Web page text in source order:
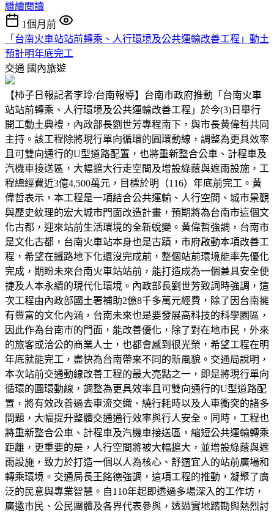
繼續閱讀
1個月前
「台南火車站站前轉乘、人行環境及公共運輸改善工程」動土
預計明年底完工
交通 國內旅遊
【柿子日報記者李玲/台南報導】台南市政府推動「台南火車
站站前轉乘、人行環境及公共運輸改善工程」於今(3)日舉行
開工動土典禮，內政部長劉世芳專程南下，與市長黃偉哲共同
主持。該工程除將現行單向循環的圓環動線，調整為更具效率
且可雙向通行的U型道路配置，也將重新整合公車、計程車及
汽機車接送區，大幅擴大行走空間及增設綠蔭與遮雨設施，工
程總經費近3億4,500萬元，目標於明（116）年底前完工。黃
偉哲表示，本工程是一項結合公共運輸、人行空間、城市景觀
與歷史紋理的宏大城市門面改造計畫，預期將為台南市這個文
化古都，迎來站前生活環境的全新蛻變。黃偉哲強調，台南市
是文化古都，台南火車站本身也是古蹟，市府啟動本項改善工
程，希望在鐵路地下化還沒完成前，整個站前環境能率先優化
完成，期盼未來台南火車站站前，能打造成為一個兼具安全便
捷及人本永續的現代化環境。內政部長劉世芳致詞時強調，這
次工程由內政部國土署補助2億8千多萬元經費，除了因台南擁
有豐富的文化內涵，台南未來也是要發展高科技的科學園區，
因此作為台南市的門面，能改善優化，除了對在地市民，外來
的旅客或洽公的商業人士，也都會感到很光榮，希望工程在明
年底就能完工，盡快為台南帶來不同的新風貌。交通局說明，
本次站前交通動線改善工程的最大亮點之一，即是將現行單向
循環的圓環動線，調整為更具效率且可雙向通行的U型道路配
置，將有效改善過去車流交織、繞行耗時以及人車衝突的諸多
問題，大幅提升整體交通通行效率與行人安全。同時，工程也
將重新整合公車、計程車及汽機車接送區，縮短公共運輸轉乘
距離，更重要的是，人行空間將被大幅擴大，並增設綠蔭與遮
雨設施，致力於打造一個以人為核心、舒適宜人的站前廣場和
轉乘環境。交通局長王銘德強調，這項工程的推動，凝聚了廣
泛的民意與專業智慧。自110年起即透過多場深入的工作坊，
廣邀市民、公民團體及各界代表參與，透過實地踏勘與熱烈討